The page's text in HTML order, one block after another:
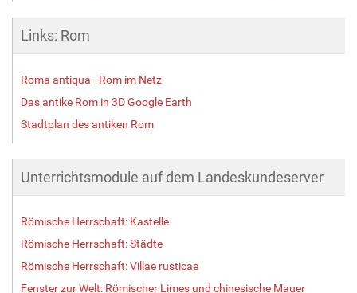
Links: Rom
Roma antiqua - Rom im Netz
Das antike Rom in 3D Google Earth
Stadtplan des antiken Rom
Unterrichtsmodule auf dem Landeskundeserver
Römische Herrschaft: Kastelle
Römische Herrschaft: Städte
Römische Herrschaft: Villae rusticae
Fenster zur Welt: Römischer Limes und chinesische Mauer